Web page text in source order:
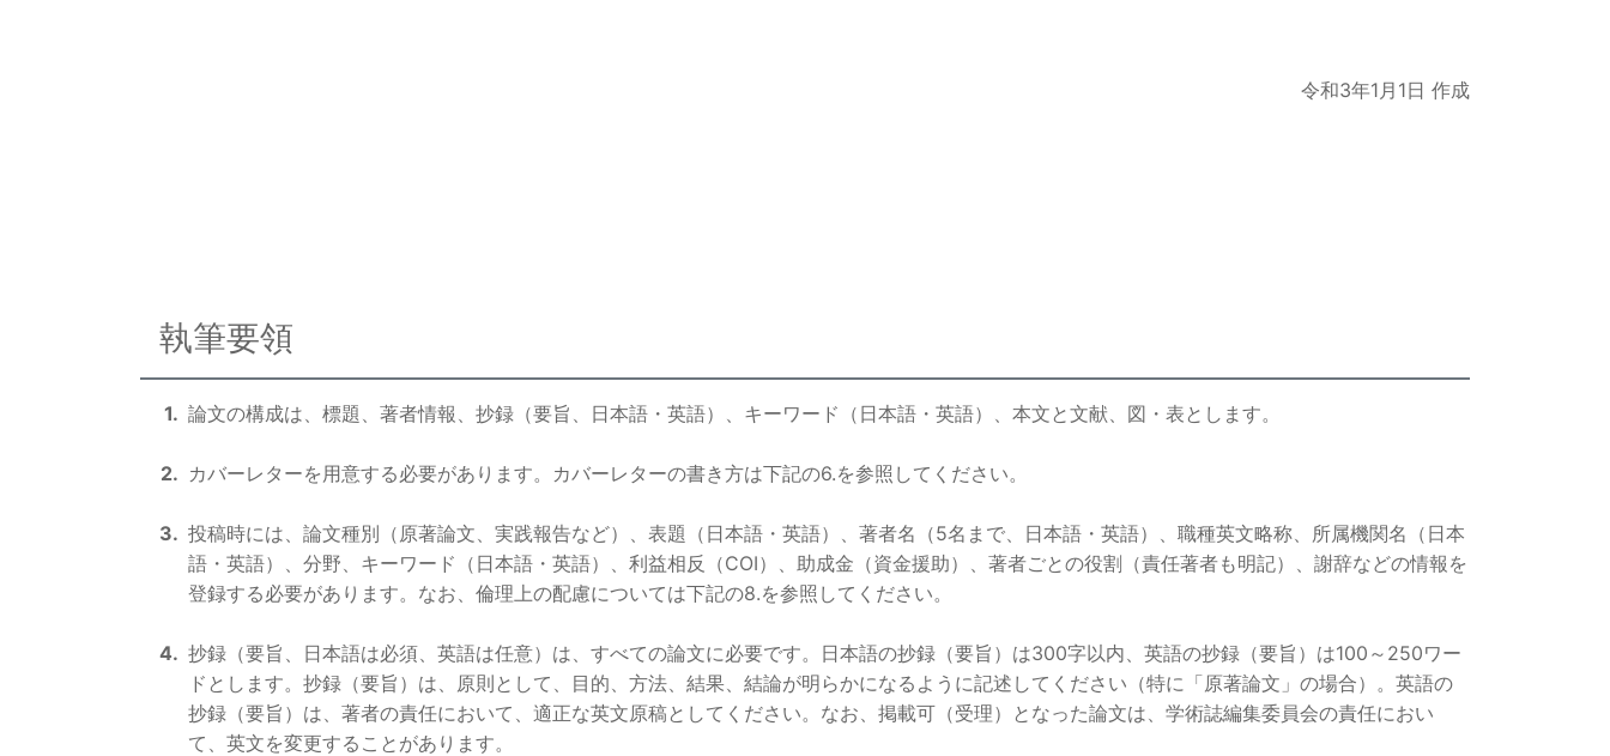
令和3年1月1日 作成
執筆要領
論文の構成は、標題、著者情報、抄録（要旨、日本語・英語）、キーワード（日本語・英語）、本文と文献、図・表とします。
カバーレターを用意する必要があります。カバーレターの書き方は下記の6.を参照してください。
投稿時には、論文種別（原著論文、実践報告など）、表題（日本語・英語）、著者名（5名まで、日本語・英語）、職種英文略称、所属機関名（日本
語・英語）、分野、キーワード（日本語・英語）、利益相反（COI）、助成金（資金援助）、著者ごとの役割（責任著者も明記）、謝辞などの情報を
登録する必要があります。なお、倫理上の配慮については下記の8.を参照してください。
抄録（要旨、日本語は必須、英語は任意）は、すべての論文に必要です。日本語の抄録（要旨）は300字以内、英語の抄録（要旨）は100～250ワー
ドとします。抄録（要旨）は、原則として、目的、方法、結果、結論が明らかになるように記述してください（特に「原著論文」の場合）。英語の
抄録（要旨）は、著者の責任において、適正な英文原稿としてください。なお、掲載可（受理）となった論文は、学術誌編集委員会の責任におい
て、英文を変更することがあります。